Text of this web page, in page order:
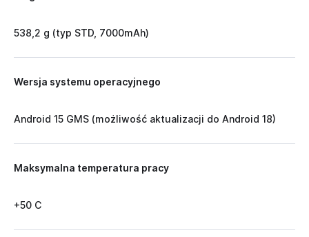
538,2 g (typ STD, 7000mAh)
Wersja systemu operacyjnego
Android 15 GMS (możliwość aktualizacji do Android 18)
Maksymalna temperatura pracy
+50 C